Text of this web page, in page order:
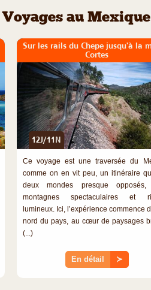
Voyages au Mexique
Sur les rails du Chepe jusqu'à la
Cortes
12J/11N
Ce voyage est une traversée du
comme on en vit peu, un itinéraire
deux mondes presque opposés,
montagnes spectaculaires et
lumineux. Ici, l’expérience commence
nord du pays, au cœur de paysages
(...)
En détail ≻